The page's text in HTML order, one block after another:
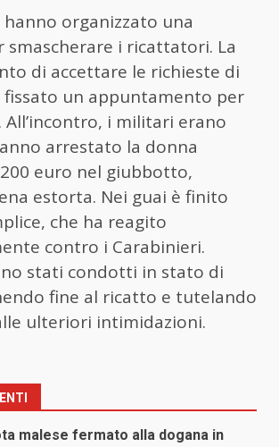
hanno organizzato una
smascherare i ricattatori. La
di accettare le richieste di
fissato un appuntamento per
All’incontro, i militari erano
arrestato la donna
euro nel giubbotto,
estorta. Nei guai è finito
che ha reagito
contro i Carabinieri.
stati condotti in stato di
fine al ricatto e tutelando
ulteriori intimidazioni.
malese fermato alla dogana in